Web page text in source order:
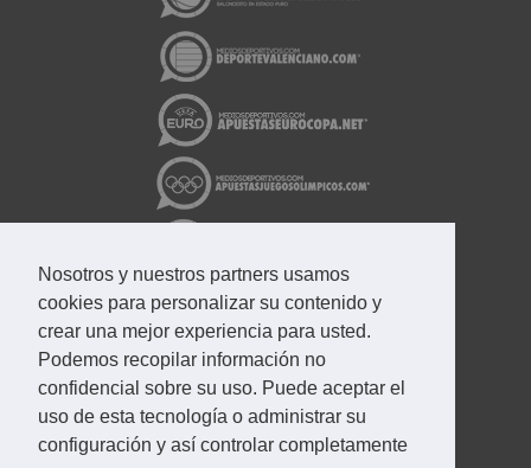
Nosotros y nuestros partners usamos
cookies para personalizar su contenido y
crear una mejor experiencia para usted.
Podemos recopilar información no
confidencial sobre su uso. Puede aceptar el
uso de esta tecnología o administrar su
configuración y así controlar completamente